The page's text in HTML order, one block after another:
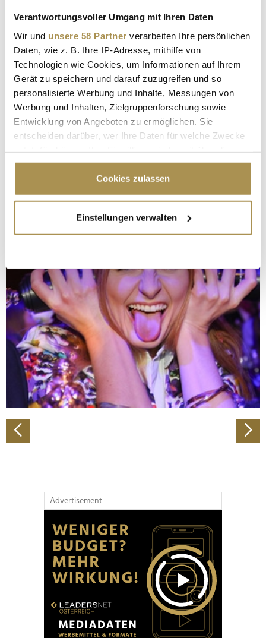
Verantwortungsvoller Umgang mit Ihren Daten
Wir und unsere 58 Partner verarbeiten Ihre persönlichen
Daten, wie z. B. Ihre IP-Adresse, mithilfe von
Technologien wie Cookies, um Informationen auf Ihrem
Gerät zu speichern und darauf zuzugreifen und so
personalisierte Werbung und Inhalte, Messungen von
Werbung und Inhalten, Zielgruppenforschung sowie
Entwicklung von Angeboten zu ermöglichen. Sie
entscheiden darüber, wer Ihre Daten für welche Zwecke
Cookie-Erklärung oder durch Klicken auf das Privacy
Trigger Symbol ändern oder widerrufen
Informationen über Ihre geografische Lage
erfassen, welche bis auf einige Meter genau sein
bestimmten Merkmalen (Fingerprinting) identifizieren
Erfahren Sie mehr darüber, wie Ihre persönlichen Daten
verarbeitet werden, und legen Sie Ihre Präferenzen im
Abschnitt Einzelheitenfest.
Wir verwenden Cookies, um Inhalte und Anzeigen zu
personalisieren, Funktionen für soziale Medien anbieten
zu können und die Zugriffe auf unsere Website zu
analysieren. Außerdem geben wir Informationen zu Ihrer
Verwendung unserer Website an unsere Partner für
soziale Medien, Werbung und Analysen weiter. Unsere
Partner führen diese Informationen möglicherweise mit
Cookies zulassen
Einstellungen verwalten
Advertisement